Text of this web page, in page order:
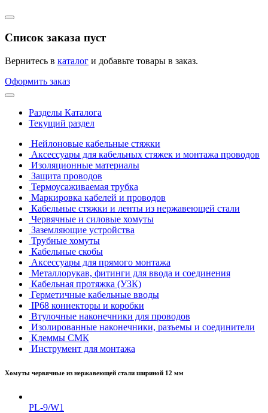
Список заказа пуст
Вернитесь в каталог и добавьте товары в заказ.
Оформить заказ
Разделы Каталога
Текущий раздел
Нейлоновые кабельные стяжки
Аксессуары для кабельных стяжек и монтажа проводов
Изоляционные материалы
Защита проводов
Термоусаживаемая трубка
Маркировка кабелей и проводов
Кабельные стяжки и ленты из нержавеющей стали
Червячные и силовые хомуты
Заземляющие устройства
Трубные хомуты
Кабельные скобы
Аксессуары для прямого монтажа
Металлорукав, фитинги для ввода и соединения
Кабельная протяжка (УЗК)
Герметичные кабельные вводы
IP68 коннекторы и коробки
Втулочные наконечники для проводов
Изолированные наконечники, разъемы и соединители
Клеммы СМК
Инструмент для монтажа
Хомуты червячные из нержавеющей стали шириной 12 мм
PL-9/W1